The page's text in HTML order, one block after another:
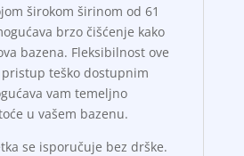
širokom širinom od 61
brzo čišćenje kako
bazena. Fleksibilnost ove
pristup teško dostupnim
vam temeljno
u vašem bazenu.
se isporučuje bez drške.